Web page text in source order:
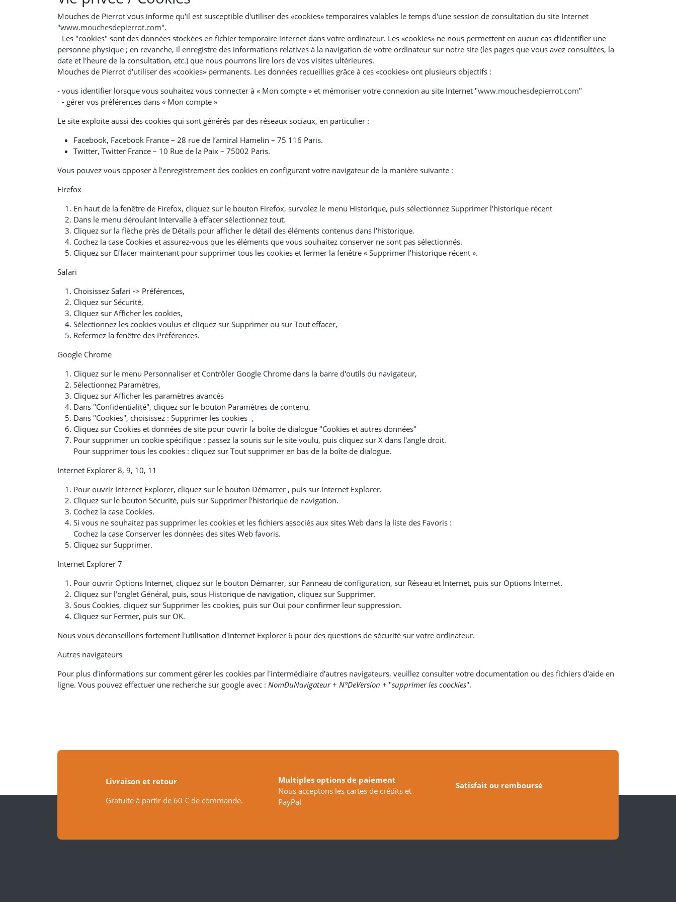
Mouches de Pierrot vous informe qu'il est susceptible d'utiliser des «cookies» temporaires valables le temps d'une session de consultation du site Internet
"www.mouchesdepierrot.com".
Les "cookies" sont des données stockées en fichier temporaire internet dans votre ordinateur. Les «cookies» ne nous permettent en aucun cas d’identifier une
personne physique ; en revanche, il enregistre des informations relatives à la navigation de votre ordinateur sur notre site (les pages que vous avez consultées, la
date et l'heure de la consultation, etc.) que nous pourrons lire lors de vos visites ultérieures.
Mouches de Pierrot d'utiliser des «cookies» permanents. Les données recueillies grâce à ces «cookies» ont plusieurs objectifs :
- vous identifier lorsque vous souhaitez vous connecter à « Mon compte » et mémoriser votre connexion au site Internet "www.mouchesdepierrot.com"
- gérer vos préférences dans « Mon compte »
Le site exploite aussi des cookies qui sont générés par des réseaux sociaux, en particulier :
Facebook, Facebook France – 28 rue de l’amiral Hamelin – 75 116 Paris.
Twitter, Twitter France – 10 Rue de la Paix – 75002 Paris.
Vous pouvez vous opposer à l'enregistrement des cookies en configurant votre navigateur de la manière suivante :
Firefox
En haut de la fenêtre de Firefox, cliquez sur le bouton Firefox, survolez le menu Historique, puis sélectionnez Supprimer l'historique récent
Dans le menu déroulant Intervalle à effacer sélectionnez tout.
Cliquez sur la flèche près de Détails pour afficher le détail des éléments contenus dans l'historique.
Cochez la case Cookies et assurez-vous que les éléments que vous souhaitez conserver ne sont pas sélectionnés.
Cliquez sur Effacer maintenant pour supprimer tous les cookies et fermer la fenêtre « Supprimer l'historique récent ».
Safari
Choisissez Safari -> Préférences,
Cliquez sur Sécurité,
Cliquez sur Afficher les cookies,
Sélectionnez les cookies voulus et cliquez sur Supprimer ou sur Tout effacer,
Refermez la fenêtre des Préférences.
Google Chrome
Cliquez sur le menu Personnaliser et Contrôler Google Chrome dans la barre d'outils du navigateur,
Sélectionnez Paramètres,
Cliquez sur Afficher les paramètres avancés
Dans "Confidentialité", cliquez sur le bouton Paramètres de contenu,
Dans "Cookies", choisissez : Supprimer les cookies ,
Cliquez sur Cookies et données de site pour ouvrir la boîte de dialogue "Cookies et autres données"
Pour supprimer un cookie spécifique : passez la souris sur le site voulu, puis cliquez sur X dans l'angle droit.
Pour supprimer tous les cookies : cliquez sur Tout supprimer en bas de la boîte de dialogue.
Internet Explorer 8, 9, 10, 11
Pour ouvrir Internet Explorer, cliquez sur le bouton Démarrer , puis sur Internet Explorer.
Cliquez sur le bouton Sécurité, puis sur Supprimer l’historique de navigation.
Cochez la case Cookies.
Si vous ne souhaitez pas supprimer les cookies et les fichiers associés aux sites Web dans la liste des Favoris :
Cochez la case Conserver les données des sites Web favoris.
Cliquez sur Supprimer.
Internet Explorer 7
Pour ouvrir Options Internet, cliquez sur le bouton Démarrer, sur Panneau de configuration, sur Réseau et Internet, puis sur Options Internet.
Cliquez sur l’onglet Général, puis, sous Historique de navigation, cliquez sur Supprimer.
Sous Cookies, cliquez sur Supprimer les cookies, puis sur Oui pour confirmer leur suppression.
Cliquez sur Fermer, puis sur OK.
Nous vous déconseillons fortement l'utilisation d'Internet Explorer 6 pour des questions de sécurité sur votre ordinateur.
Autres navigateurs
Pour plus d'informations sur comment gérer les cookies par l'intermédiaire d'autres navigateurs, veuillez consulter votre documentation ou des fichiers d'aide en
ligne. Vous pouvez effectuer une recherche sur google avec : NomDuNavigateur+ N°DeVersion + "supprimer les coockies".
Livraison et retour
Gratuite à partir de 60 € de commande.
Multiples options de paiement
Nous acceptons les cartes de crédits et
PayPal
Satisfait ou remboursé